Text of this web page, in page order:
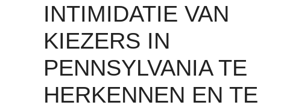
INTIMIDATIE VAN
KIEZERS IN
PENNSYLVANIA TE
HERKENNEN EN TE